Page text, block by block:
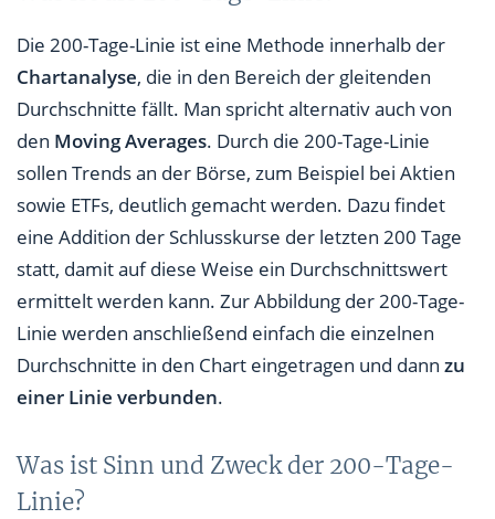
Die 200-Tage-Linie ist eine Methode innerhalb der
Chartanalyse, die in den Bereich der gleitenden
Durchschnitte fällt. Man spricht alternativ auch von
den Moving Averages. Durch die 200-Tage-Linie
sollen Trends an der Börse, zum Beispiel bei Aktien
sowie ETFs, deutlich gemacht werden. Dazu findet
eine Addition der Schlusskurse der letzten 200 Tage
statt, damit auf diese Weise ein Durchschnittswert
ermittelt werden kann. Zur Abbildung der 200-Tage-
Linie werden anschließend einfach die einzelnen
Durchschnitte in den Chart eingetragen und dann zu
einer Linie verbunden.
Was ist Sinn und Zweck der 200-Tage-
Linie?